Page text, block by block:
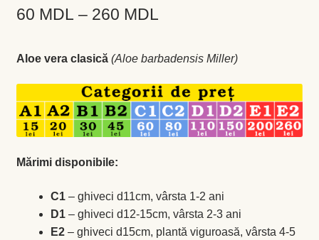
Cimbru de grădină
Fragă
Leuştean
Levănţică
Maghiran
Melisa
60 MDL – 260 MDL
prețuri:
60 MDL
până
la
Aloe vera clasică(Aloe barbadensis Miller)
Mărimi disponibile:
C1– ghiveci d11cm, vârsta 1-2 ani
D1– ghiveci d12-15cm, vârsta 2-3 ani
E2– ghiveci d15cm, plantă viguroasă, vârsta 4-5